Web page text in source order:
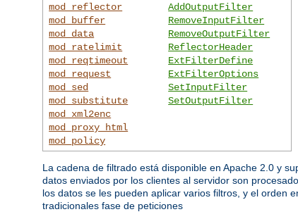
mod_reflector
mod_buffer
mod_data
mod_ratelimit
mod_reqtimeout
mod_request
mod_sed
mod_substitute
mod_xml2enc
mod_proxy_html
mod_policy
AddOutputFilter
RemoveInputFilter
RemoveOutputFilter
ReflectorHeader
ExtFilterDefine
ExtFilterOptions
SetInputFilter
SetOutputFilter
La cadena de filtrado está disponible en Apache 2.0 y
datos enviados por los clientes al servidor son
los datos se les pueden aplicar varios filtros, y el orden
tradicionales fase de peticiones